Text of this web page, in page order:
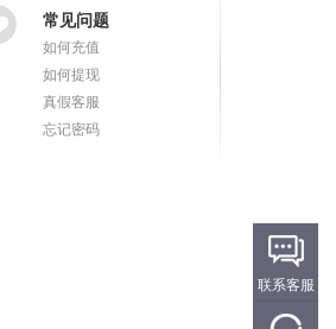
常见问题
如何充值
如何提现
真假客服
忘记密码
联系客服